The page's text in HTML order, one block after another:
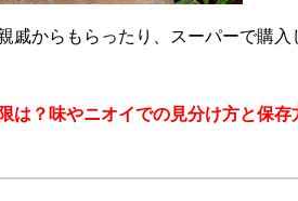
戚からもらったり、スーパーで購入
は？味やニオイでの見分け方と保存